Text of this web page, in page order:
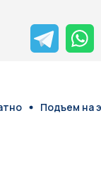
Подъем на